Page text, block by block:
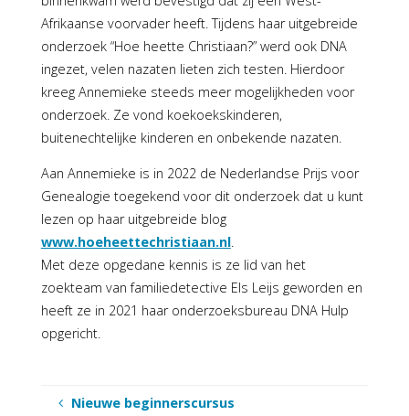
Afrikaanse voorvader heeft. Tijdens haar uitgebreide
onderzoek “Hoe heette Christiaan?” werd ook DNA
ingezet, velen nazaten lieten zich testen. Hierdoor
kreeg Annemieke steeds meer mogelijkheden voor
onderzoek. Ze vond koekoekskinderen,
buitenechtelijke kinderen en onbekende nazaten.
Aan Annemieke is in 2022 de Nederlandse Prijs voor
Genealogie toegekend voor dit onderzoek dat u kunt
lezen op haar uitgebreide blog
www.hoeheettechristiaan.nl.
Met deze opgedane kennis is ze lid van het
zoekteam van familiedetective Els Leijs geworden en
heeft ze in 2021 haar onderzoeksbureau DNA Hulp
opgericht.
Nieuwe beginnerscursus